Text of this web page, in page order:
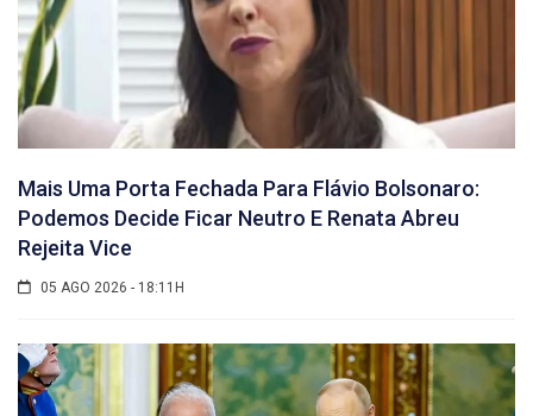
Mais Uma Porta Fechada Para Flávio Bolsonaro:
Podemos Decide Ficar Neutro E Renata Abreu
Rejeita Vice
05 AGO 2026 - 18:11H